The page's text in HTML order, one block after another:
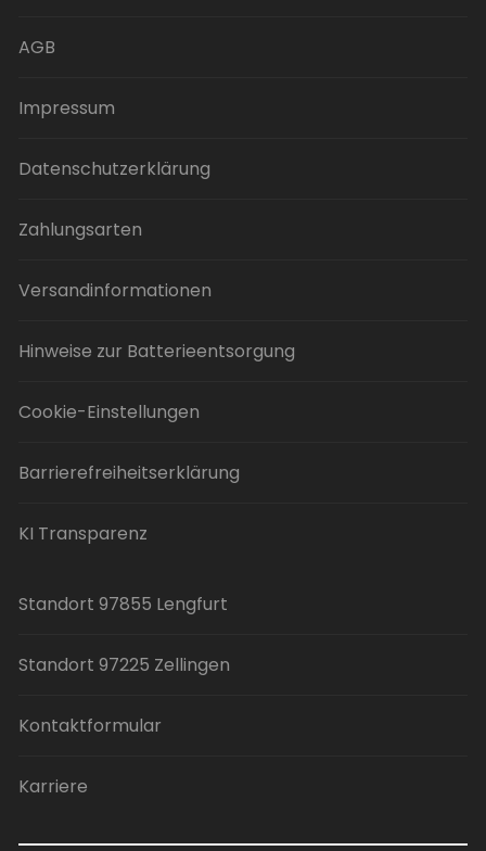
AGB
Impressum
Datenschutzerklärung
Zahlungsarten
Versandinformationen
Hinweise zur Batterieentsorgung
Cookie-Einstellungen
Barrierefreiheitserklärung
KI Transparenz
Standort 97855 Lengfurt
Standort 97225 Zellingen
Kontaktformular
Karriere